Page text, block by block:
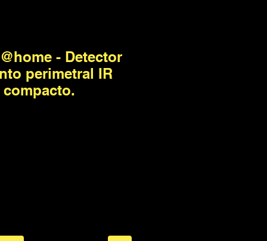
- Detector
perimetral IR